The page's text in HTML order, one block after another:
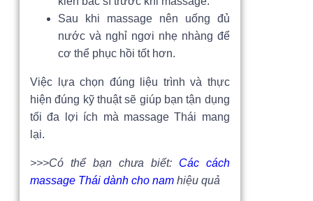
Sau khi massage nên uống đủ
nước và nghỉ ngơi nhẹ nhàng để
cơ thể phục hồi tốt hơn.
Việc lựa chọn đúng liệu trình và thực
hiện đúng kỹ thuật sẽ giúp bạn tận dụng
tối đa lợi ích mà massage Thái mang
lại.
>>>Có thể bạn chưa biết: Các cách
massage Thái dành cho nam hiệu quả